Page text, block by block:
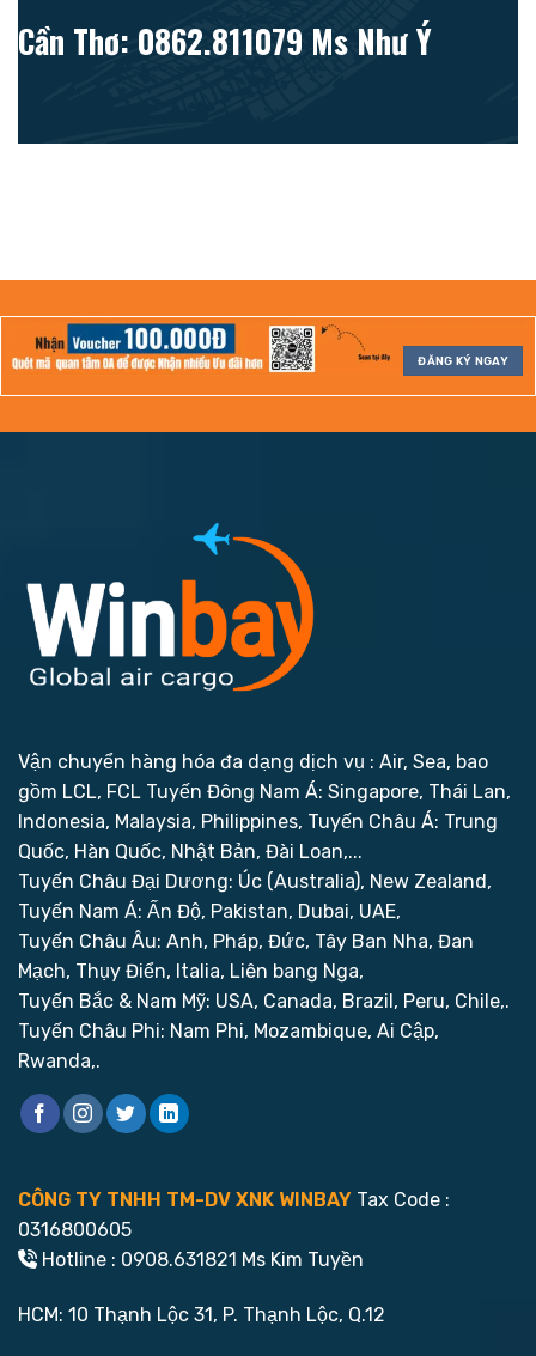
Cần Thơ: 0862.811079 Ms Như Ý
ĐĂNG KÝ NGAY
Vận chuyển hàng hóa đa dạng dịch vụ : Air, Sea, bao
gồm LCL, FCL Tuyến Đông Nam Á: Singapore, Thái Lan,
Indonesia, Malaysia, Philippines, Tuyến Châu Á: Trung
Quốc, Hàn Quốc, Nhật Bản, Đài Loan,...
Tuyến Châu Đại Dương: Úc (Australia), New Zealand,
Tuyến Nam Á: Ấn Độ, Pakistan, Dubai, UAE,
Tuyến Châu Âu: Anh, Pháp, Đức, Tây Ban Nha, Đan
Mạch, Thụy Điển, Italia, Liên bang Nga,
Tuyến Bắc & Nam Mỹ: USA, Canada, Brazil, Peru, Chile,.
Tuyến Châu Phi: Nam Phi, Mozambique, Ai Cập,
Rwanda,.
CÔNG TY TNHH TM-DV XNK WINBAY Tax Code :
0316800605
Hotline : 0908.631821 Ms Kim Tuyền
HCM: 10 Thạnh Lộc 31, P. Thạnh Lộc, Q.12